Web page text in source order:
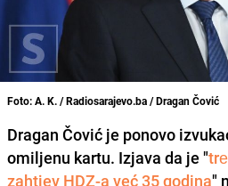
Foto: A. K. / Radiosarajevo.ba / Dragan Čović
Dragan Čović je ponovo
omiljenu kartu. Izjava da je "
zahtjev HDZ-a već 35 godina"